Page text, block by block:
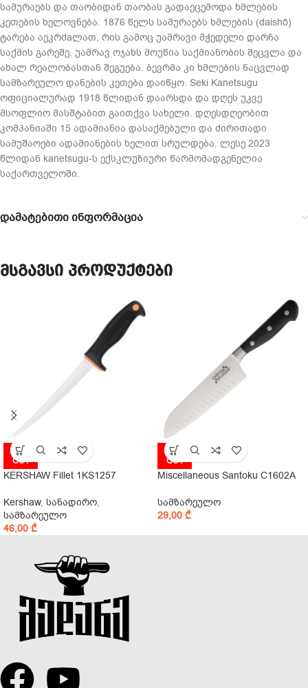
სამურაებს და თაობიდან თაობას გადაეცემოდა ხმლების
კეთების ხელოვნება. 1876 წელს სამურაებს ხმლების (daishō)
ტარება აეკრძaლათ, რის გამოც უამრავი მჭედელი დარჩა
საქმის გარეშე. უამრავ ოჯახს მოუწია საქმიანობის შეცვლა და
ახალ რეალობასთან შეგუება. ბევრმა კი ხმლების ნაცვლად
სამზარეულო დანების კეთება დაიწყო. Seki Kanetsugu
ოფიციალურად 1918 წლიდან დაარსდა და დღეს უკვე
მსოფლიო მასშტაბით გაითქვა სახელი. დღესდღეობით
კომპანიაში 15 ადამიანია დასაქმებული და ძირითადი
სამუშაოები ადამიანების ხელით სრულდება. ლესე 2023
წლიდან kanetsugu-ს ექსკლუზიური წარმომადგენელია
საქართველოში.
დამატებითი ინფორმაცია
მსგავსი პროდუქტები
SOLD
OUT
KERSHAW Fillet 1KS1257
Kershaw, სანადირო,
სამზარეულო
46,00 ₾
SOLD
OUT
Miscellaneous Santoku C1602A
სამზარეულო
29,00 ₾